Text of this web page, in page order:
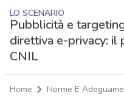
LO SCENARIO
Pubblicità e
direttiva e-privacy: il
CNIL
Home Norme E